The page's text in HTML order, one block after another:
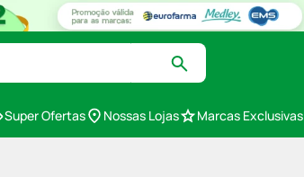
Super Ofertas Nossas Lojas Marcas Exclusivas